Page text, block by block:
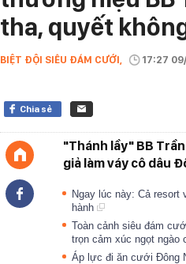
tha, quyết
BIỆT ĐỘI SIÊU ĐÁM CƯỚI, 17:27
Chia sẻ
"Thánh lầy" BB
giả làm váy cô dâu
Ngay lúc này: Cả
hành
Toàn cảnh siêu đám
trọn cảm xúc ngọt ngào
Áp lực đi ăn cưới Đông